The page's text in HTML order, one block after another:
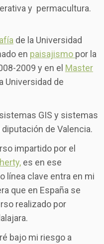
y permacultura.
de la Universidad
en paisajismo por la
2009 y en el Master
Universidad de
GIS y sistemas
de Valencia.
impartido por el
es en ese
línea clave entra en mi
que en España se
realizado por
bajo mi riesgo a